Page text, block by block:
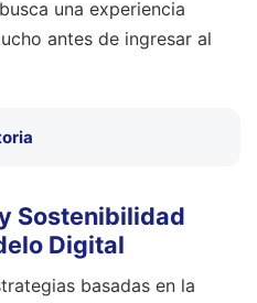
una experiencia
antes de ingresar al
Sostenibilidad
Digital
basadas en la